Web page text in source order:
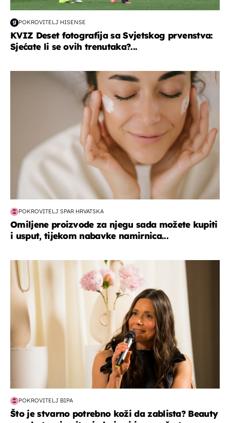
POKROVITELJ HISENSE
KVIZ Deset fotografija sa Svjetskog prvenstva:
Sjećate li se ovih trenutaka?...
moda & ljepota
POKROVITELJ SPAR HRVATSKA
Omiljene proizvode za njegu sada možete kupiti
i usput, tijekom nabavke namirnica...
moda & ljepota
POKROVITELJ BIPA
Što je stvarno potrebno koži da zablista? Beauty